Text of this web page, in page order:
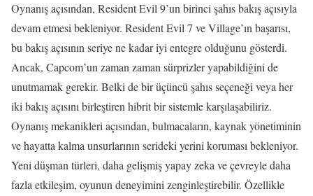
Oynanış açısından, Resident Evil 9’un birinci şahıs bakış açısıyla
devam etmesi bekleniyor. Resident Evil 7 ve Village’ın başarısı,
bu bakış açısının seriye ne kadar iyi entegre olduğunu gösterdi.
Ancak, Capcom’un zaman zaman sürprizler yapabildiğini de
unutmamak gerekir. Belki de bir üçüncü şahıs seçeneği veya her
iki bakış açısını birleştiren hibrit bir sistemle karşılaşabiliriz.
Oynanış mekanikleri açısından, bulmacaların, kaynak yönetiminin
ve hayatta kalma unsurlarının serideki yerini koruması bekleniyor.
Yeni düşman türleri, daha gelişmiş yapay zeka ve çevreyle daha
fazla etkileşim, oyunun deneyimini zenginleştirebilir. Özellikle